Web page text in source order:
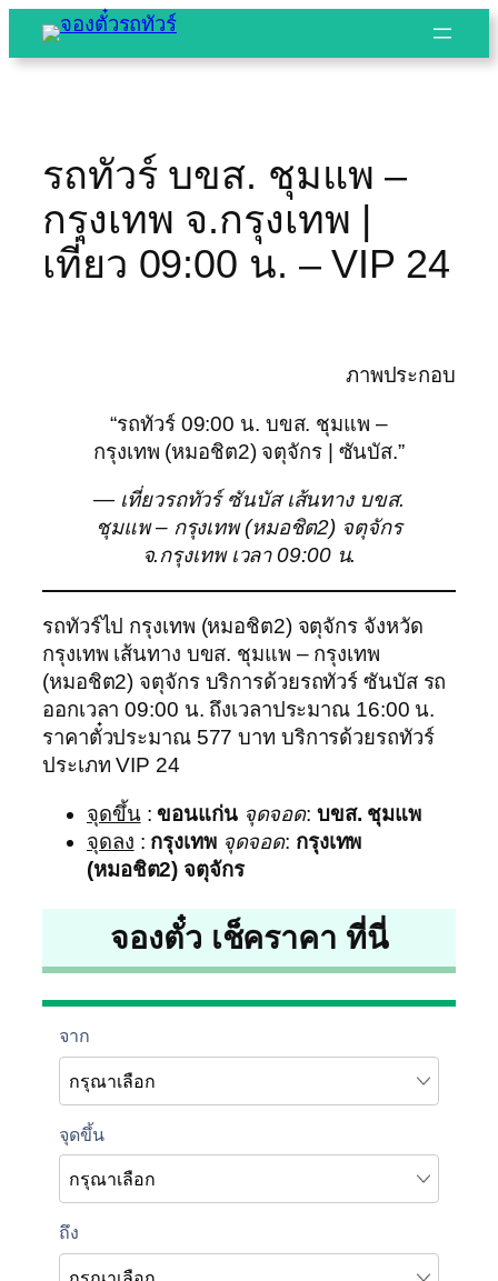
Skip
รถทัวร์ บขส. ชุมแพ –
กรุงเทพ จ.กรุงเทพ |
เที่ยว 09:00 น. – VIP 24
ภาพประกอบ
“รถทัวร์ 09:00 น. บขส. ชุมแพ –
กรุงเทพ (หมอชิต2) จตุจักร | ซันบัส.”
— เที่ยวรถทัวร์ ซันบัส เส้นทาง บขส.
ชุมแพ – กรุงเทพ (หมอชิต2) จตุจักร
จ.กรุงเทพ เวลา 09:00 น.
รถทัวร์ไป กรุงเทพ (หมอชิต2) จตุจักร จังหวัด
กรุงเทพ เส้นทาง บขส. ชุมแพ – กรุงเทพ
(หมอชิต2) จตุจักร บริการด้วยรถทัวร์ ซันบัส รถ
ออกเวลา 09:00 น. ถึงเวลาประมาณ 16:00 น.
ราคาตั๋วประมาณ 577 บาท บริการด้วยรถทัวร์
ประเภท VIP 24
จุดขึ้น: ขอนแก่น จุดจอด: บขส. ชุมแพ
จุดลง : กรุงเทพ จุดจอด: กรุงเทพ
(หมอชิต2) จตุจักร
จองตั๋ว เช็คราคา ที่นี่